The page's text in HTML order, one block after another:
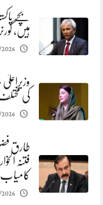
بچے
ہیں،
کی مختلف
طارق
فتنہ
کامیاب